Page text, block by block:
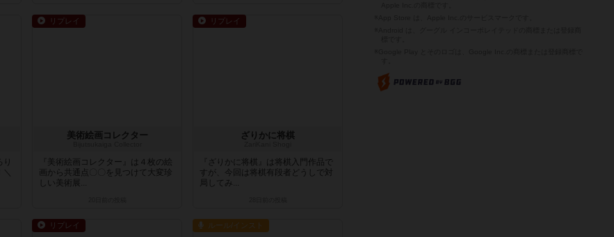
り
リプレイ
美術絵画コレクター
『美術絵画コレクター』は４枚の絵
画から共通点〇〇を見つけて大変珍
しい美術展...
リプレイ
ざりかに将棋
『ざりかに将棋』は将棋入門作品で
すが、今回は将棋有段者どうしで対
局してみ...
リプレイ ルール/インスト